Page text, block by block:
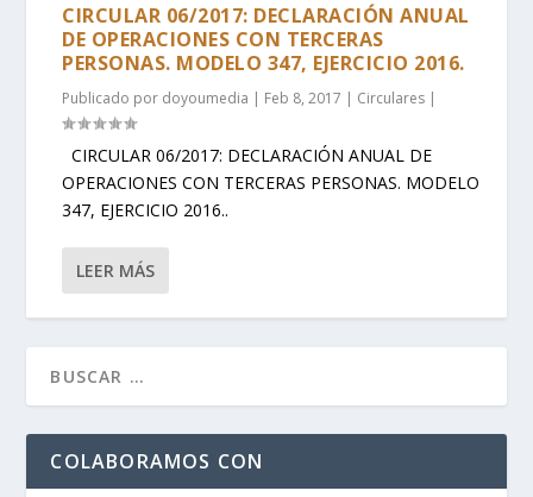
CIRCULAR 06/2017: DECLARACIÓN ANUAL
DE OPERACIONES CON TERCERAS
PERSONAS. MODELO 347, EJERCICIO 2016.
Publicado por doyoumedia | Feb 8, 2017 | Circulares |
CIRCULAR 06/2017: DECLARACIÓN ANUAL DE
OPERACIONES CON TERCERAS PERSONAS. MODELO
347, EJERCICIO 2016..
LEER MÁS
COLABORAMOS CON